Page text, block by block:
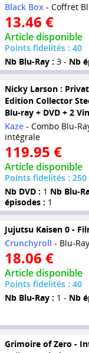
Black Box- Coffret
13.46 €
Article disponible
Points fidelités : 40
Nb Blu-Ray : 3 - Nb
Nicky Larson :
Edition Collector
Blu-ray + DVD + 2
Kaze- Combo Blu-
intégrale
119.95 €
Article disponible
Points fidelités : 250
Nb DVD : 1 Nb Blu-
épisodes : 1
Jujutsu Kaisen 0 -
Crunchyroll - Blu-
18.06 €
Article disponible
Points fidelités : 40
Nb Blu-Ray : 1 - Nb
Grimoire of Zero -